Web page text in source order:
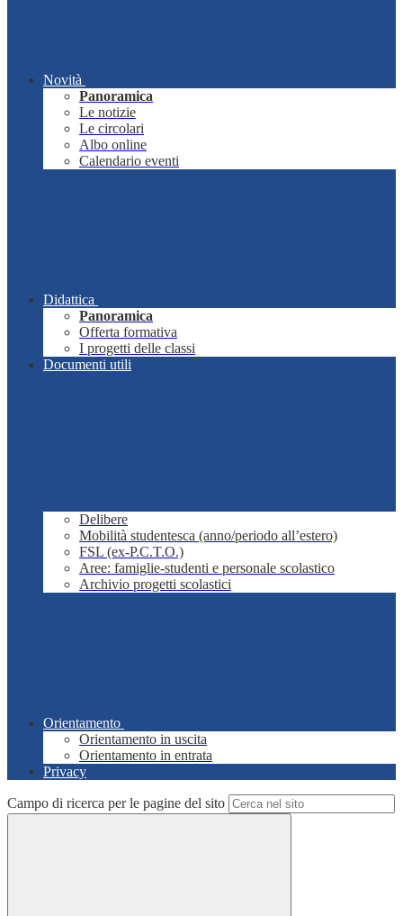
Novità
Panoramica
Le notizie
Le circolari
Albo online
Calendario eventi
Didattica
Panoramica
Offerta formativa
I progetti delle classi
Documenti utili
Delibere
Mobilità studentesca (anno/periodo all’estero)
FSL (ex-P.C.T.O.)
Aree: famiglie-studenti e personale scolastico
Archivio progetti scolastici
Orientamento
Orientamento in uscita
Orientamento in entrata
Privacy
Campo di ricerca per le pagine del sito